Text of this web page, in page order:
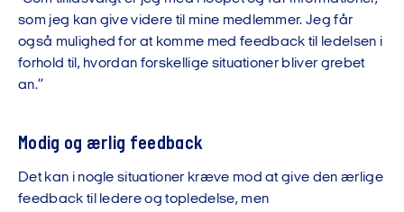
som jeg kan give videre til mine medlemmer. Jeg får
også mulighed for at komme med feedback til ledelsen i
forhold til, hvordan forskellige situationer bliver grebet
an.”
Modig og ærlig feedback
Det kan i nogle situationer kræve mod at give den ærlige
feedback til ledere og topledelse, men